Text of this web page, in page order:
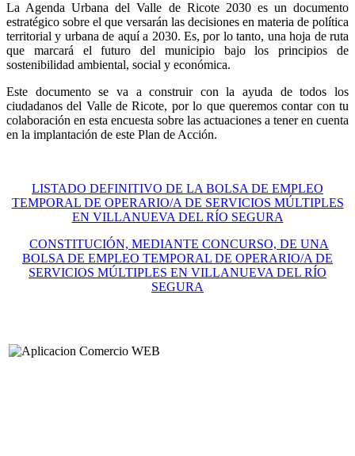
La Agenda Urbana del Valle de Ricote 2030 es un documento
estratégico sobre el que versarán las decisiones en materia de política
territorial y urbana de aquí a 2030. Es, por lo tanto, una hoja de ruta
que marcará el futuro del municipio bajo los principios de
sostenibilidad ambiental, social y económica.
Este documento se va a construir con la ayuda de todos los
ciudadanos del Valle de Ricote, por lo que queremos contar con tu
colaboración en esta encuesta sobre las actuaciones a tener en cuenta
en la implantación de este Plan de Acción.
LISTADO DEFINITIVO DE LA BOLSA DE EMPLEO
TEMPORAL DE OPERARIO/A DE SERVICIOS MÚLTIPLES
EN VILLANUEVA DEL RÍO SEGURA
CONSTITUCIÓN, MEDIANTE CONCURSO, DE UNA
BOLSA DE EMPLEO TEMPORAL DE OPERARIO/A DE
SERVICIOS MÚLTIPLES EN VILLANUEVA DEL RÍO
SEGURA